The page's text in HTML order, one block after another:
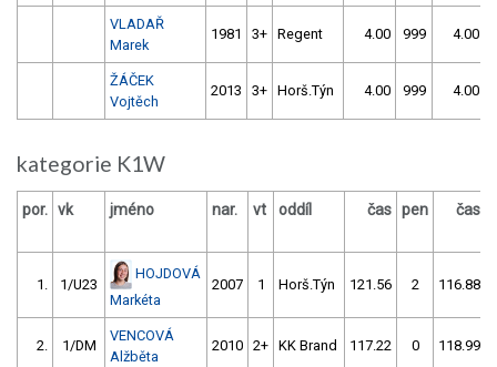
VLADAŘ
Marek
1981 3+ Regent 4.00 999 4.00
ŽÁČEK
Vojtěch
2013 3+ Horš.Týn 4.00 999 4.00
kategorie K1W
por. vk jméno nar. vt oddíl čas pen čas
1. 1/U23
HOJDOVÁ
Markéta
2007 1 Horš.Týn 121.56 2 116.88
2. 1/DM
VENCOVÁ
Alžběta
2010 2+ KK Brand 117.22 0 118.99